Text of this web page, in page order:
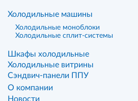
Холодильные машины
Холодильные моноблоки
Холодильные сплит-системы
Шкафы холодильные
Холодильные витрины
Сэндвич-панели ППУ
О компании
Новости